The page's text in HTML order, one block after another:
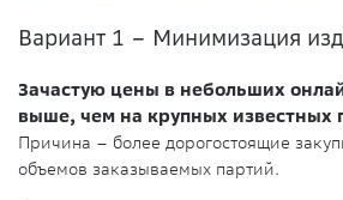
Вариант 1 – Минимизация
Зачастую цены в небольших
выше, чем на крупных известных
Причина – более дорогостоящие
объемов заказываемых партий.